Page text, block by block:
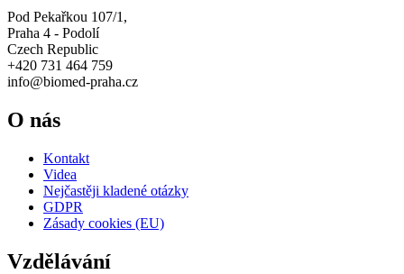
Pod Pekařkou 107/1,
Praha 4 - Podolí
Czech Republic
+420 731 464 759
info@biomed-praha.cz
O nás
Kontakt
Videa
Nejčastěji kladené otázky
GDPR
Zásady cookies (EU)
Vzdělávání